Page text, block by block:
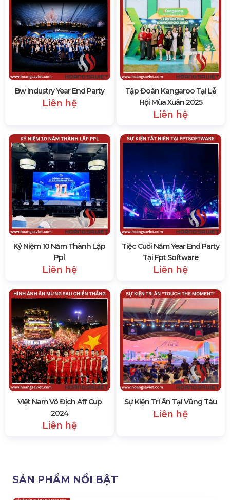
Bw Industry Year End Party
Liên hệ
Tập Đoàn Kangaroo Tại Lễ
Hội Mùa Xuân 2025
Liên hệ
Kỷ Niệm 10 Năm Thành Lập
Ppl
Liên hệ
Tiệc Cuối Năm Year End Party
Tại Fpt Software
Liên hệ
Việt Nam Vô Địch Aff Cup
2024
Liên hệ
Sự Kiện Tri Ân Tại Vũng Tàu
Liên hệ
SẢN PHẨM NỔI BẬT